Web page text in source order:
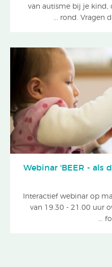
van autisme bij je kind,
rond. Vragen
Webinar 'BEER - als
Interactief webinar op
van 19.30 - 21.00 uur